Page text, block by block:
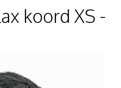
koord XS -